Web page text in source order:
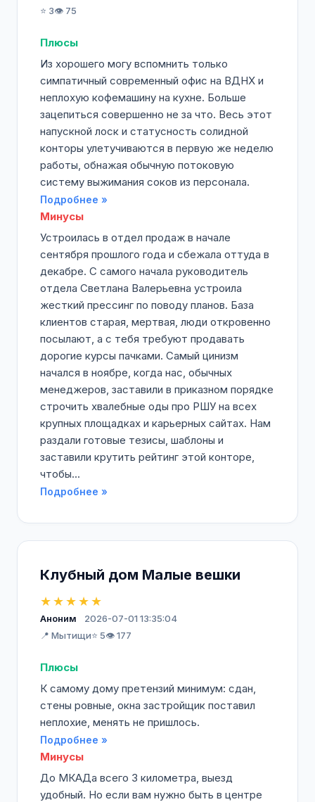
⭐ 3👁️ 75
Плюсы
Из хорошего могу вспомнить только
симпатичный современный офис на ВДНХ и
неплохую кофемашину на кухне. Больше
зацепиться совершенно не за что. Весь этот
напускной лоск и статусность солидной
конторы улетучиваются в первую же неделю
работы, обнажая обычную потоковую
систему выжимания соков из персонала.
Подробнее »
Минусы
Устроилась в отдел продаж в начале
сентября прошлого года и сбежала оттуда в
декабре. С самого начала руководитель
отдела Светлана Валерьевна устроила
жесткий прессинг по поводу планов. База
клиентов старая, мертвая, люди откровенно
посылают, а с тебя требуют продавать
дорогие курсы пачками. Самый цинизм
начался в ноябре, когда нас, обычных
менеджеров, заставили в приказном порядке
строчить хвалебные оды про РШУ на всех
крупных площадках и карьерных сайтах. Нам
раздали готовые тезисы, шаблоны и
заставили крутить рейтинг этой конторе,
чтобы...
Подробнее »
Клубный дом Малые вешки
★★★★★
Аноним
2026-07-01 13:35:04
📍 Мытищи⭐ 5👁️ 177
Плюсы
К самому дому претензий минимум: сдан,
стены ровные, окна застройщик поставил
неплохие, менять не пришлось.
Подробнее »
Минусы
До МКАДа всего 3 километра, выезд
удобный. Но если вам нужно быть в центре